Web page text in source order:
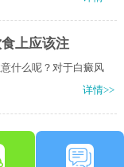
上应该注
什么呢？对于白癜风
详情>>